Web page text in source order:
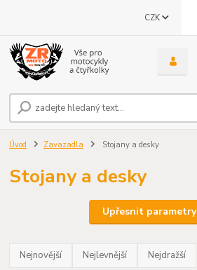
CZK
Úvod Zavazadla Stojany a desky
Stojany a desky
Upřesnit parametry
Nejnovější Nejlevnější Nejdražší